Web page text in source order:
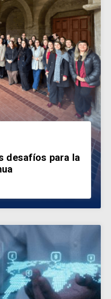
desafíos para la